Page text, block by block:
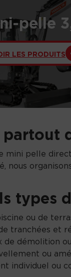
pelle
LES PRODUITS
mini pelle
nous
types
ou de
tranchées et
de démolition
ou
individuel ou